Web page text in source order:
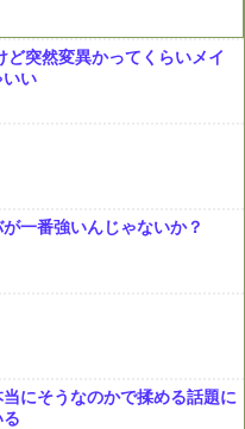
ど突然変異かってくらいメイ
いい
一番強いんじゃないか？
にそうなのかで揉める話題に